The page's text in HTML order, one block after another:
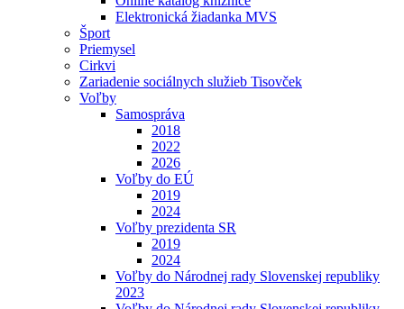
Elektronická žiadanka MVS
Šport
Priemysel
Cirkvi
Zariadenie sociálnych služieb Tisovček
Voľby
Samospráva
2018
2022
2026
Voľby do EÚ
2019
2024
Voľby prezidenta SR
2019
2024
Voľby do Národnej rady Slovenskej republiky
2023